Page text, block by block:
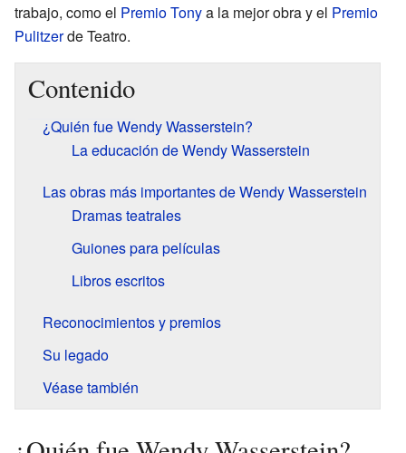
trabajo, como el Premio Tonya la mejor obra y el Premio
Pulitzerde Teatro.
Contenido
¿Quién fue Wendy Wasserstein?
La educación de Wendy Wasserstein
Las obras más importantes de Wendy Wasserstein
Dramas teatrales
Guiones para películas
Libros escritos
Reconocimientos y premios
Su legado
Véase también